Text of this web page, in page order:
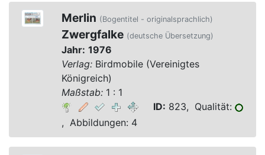
Merlin (Bogentitel - originalsprachlich)
Zwergfalke (deutsche Übersetzung)
Jahr: 1976
Verlag:Birdmobile (Vereinigtes
Königreich)
Maßstab:1 : 1
ID: 823, Qualität:
, Abbildungen: 4